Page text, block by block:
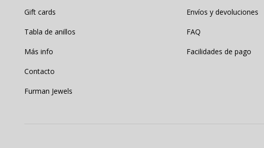
Gift cards
Tabla de anillos
Más info
Contacto
Furman Jewels
Envíos y devoluciones
FAQ
Facilidades de pago